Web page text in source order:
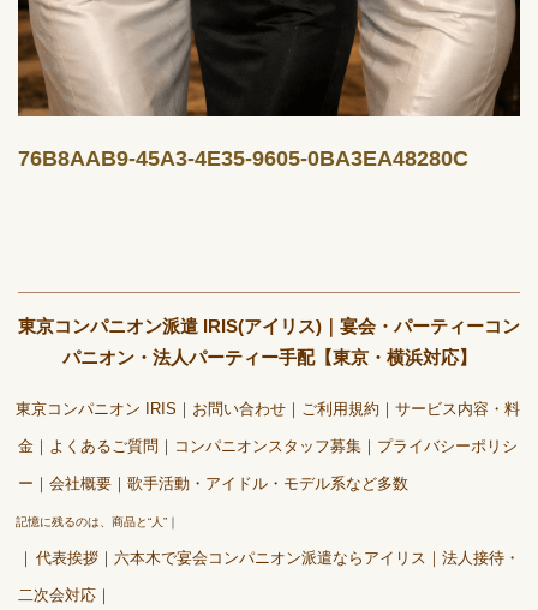
76B8AAB9-45A3-4E35-9605-0BA3EA48280C
東京コンパニオン派遣 IRIS(アイリス)｜宴会・パーティーコン
パニオン・法人パーティー手配【東京・横浜対応】
東京コンパニオン IRIS お問い合わせ ご利用規約 サービス内容・料
金 よくあるご質問 コンパニオンスタッフ募集 プライバシーポリシ
ー 会社概要 歌手活動・アイドル・モデル系など多数
記憶に残るのは、商品と“人”
代表挨拶 六本木で宴会コンパニオン派遣ならアイリス｜法人接待・
二次会対応